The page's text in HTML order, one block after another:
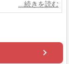
。